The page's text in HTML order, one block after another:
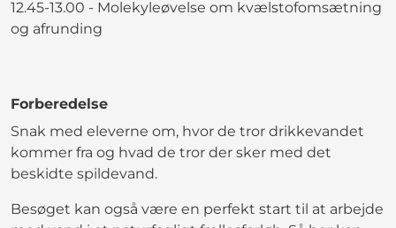
12.45-13.00 - Molekyleøvelse om kvælstofomsætning
og afrunding
Forberedelse
Snak med eleverne om, hvor de tror drikkevandet
kommer fra og hvad de tror der sker med det
beskidte spildevand.
Besøget kan også være en perfekt start til at arbejde